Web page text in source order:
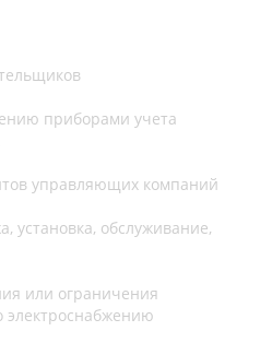
приборами учета
управляющих компаний
установка, обслуживание,
или ограничения
электроснабжению